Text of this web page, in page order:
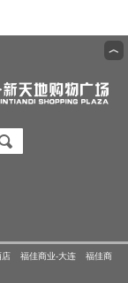
︿
福佳商业-大连
福佳商